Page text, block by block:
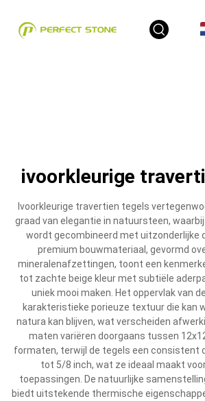
ivoorkleurige
Ivoorkleurige travertien tegels
graad van elegantie in natuursteen,
wordt gecombineerd met uitzonderlijke
premium bouwmateriaal, gevormd
mineralenafzettingen, toont een
tot zachte beige kleur met subtiële
uniek mooi maken. Het oppervlak van
karakteristieke porieuze textuur die kan
natura kan blijven, wat verscheiden
maten variëren doorgaans tussen
formaten, terwijl de tegels een consistent
tot 5/8 inch, wat ze ideaal maakt
toepassingen. De natuurlijke
biedt uitstekende thermische